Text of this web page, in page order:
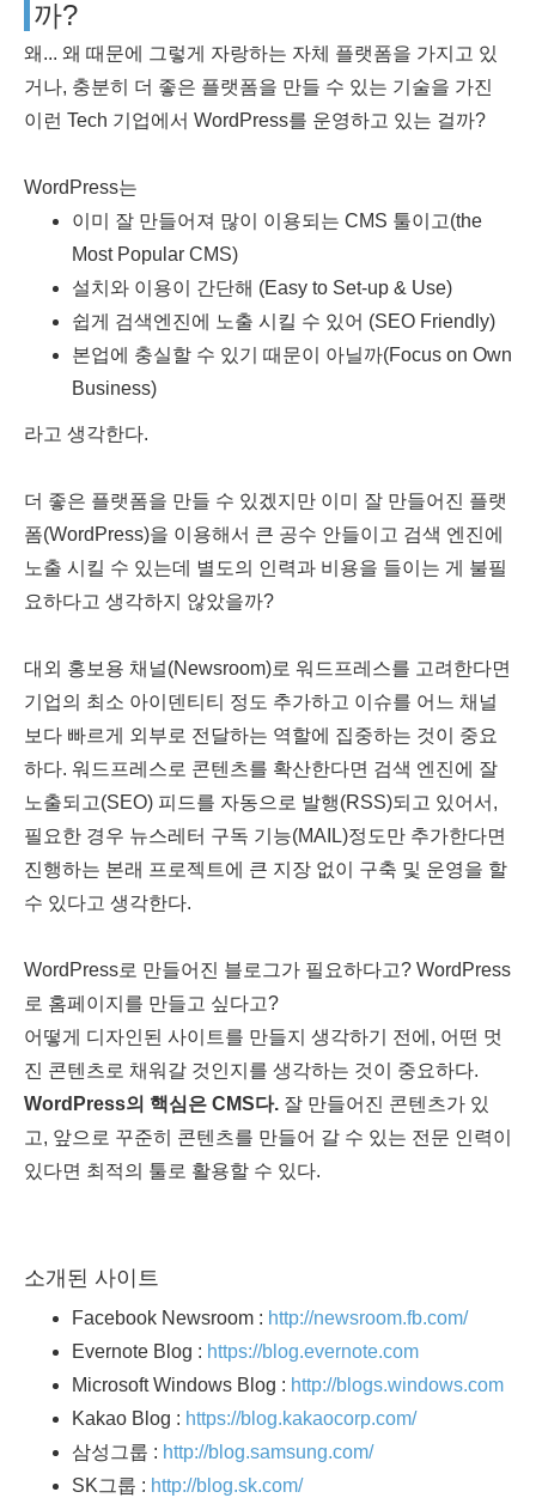
까?
왜... 왜 때문에 그렇게 자랑하는 자체 플랫폼을 가지고 있
거나, 충분히 더 좋은 플랫폼을 만들 수 있는 기술을 가진
이런 Tech 기업에서 WordPress를 운영하고 있는 걸까?
WordPress는
이미 잘 만들어져 많이 이용되는 CMS 툴이고(the
Most Popular CMS)
설치와 이용이 간단해 (Easy to Set-up & Use)
쉽게 검색엔진에 노출 시킬 수 있어 (SEO Friendly)
본업에 충실할 수 있기 때문이 아닐까(Focus on Own
Business)
라고 생각한다.
더 좋은 플랫폼을 만들 수 있겠지만 이미 잘 만들어진 플랫
폼(WordPress)을 이용해서 큰 공수 안들이고 검색 엔진에
노출 시킬 수 있는데 별도의 인력과 비용을 들이는 게 불필
요하다고 생각하지 않았을까?
대외 홍보용 채널(Newsroom)로 워드프레스를 고려한다면
기업의 최소 아이덴티티 정도 추가하고 이슈를 어느 채널
보다 빠르게 외부로 전달하는 역할에 집중하는 것이 중요
하다. 워드프레스로 콘텐츠를 확산한다면 검색 엔진에 잘
노출되고(SEO) 피드를 자동으로 발행(RSS)되고 있어서,
필요한 경우 뉴스레터 구독 기능(MAIL)정도만 추가한다면
진행하는 본래 프로젝트에 큰 지장 없이 구축 및 운영을 할
수 있다고 생각한다.
WordPress로 만들어진 블로그가 필요하다고? WordPress
로 홈페이지를 만들고 싶다고?
어떻게 디자인된 사이트를 만들지 생각하기 전에, 어떤 멋
진 콘텐츠로 채워갈 것인지를 생각하는 것이 중요하다.
WordPress의 핵심은 CMS다. 잘 만들어진 콘텐츠가 있
고, 앞으로 꾸준히 콘텐츠를 만들어 갈 수 있는 전문 인력이
있다면 최적의 툴로 활용할 수 있다.
소개된 사이트
Facebook Newsroom : http://newsroom.fb.com/
Evernote Blog : https://blog.evernote.com
Microsoft Windows Blog : http://blogs.windows.com
Kakao Blog : https://blog.kakaocorp.com/
삼성그룹 : http://blog.samsung.com/
SK그룹 : http://blog.sk.com/